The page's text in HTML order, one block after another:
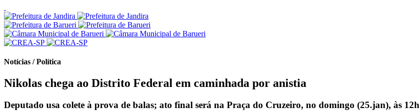
Notícias / Política
Nikolas chega ao Distrito Federal em caminhada por anistia
Deputado usa colete à prova de balas; ato final será na Praça do Cruzeiro, no domingo (25.jan), às 12h